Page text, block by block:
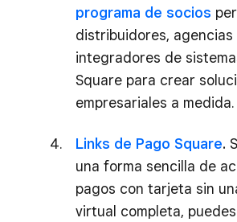
programa de socios
distribuidores, agencias
integradores de
Square para crear
empresariales a medida.
Links de Pago Square.
una forma sencilla de
pagos con tarjeta sin
virtual completa,